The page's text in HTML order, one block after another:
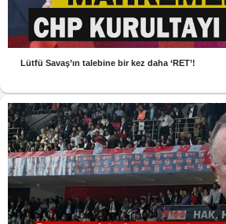
Lütfü Savaş’ın talebine bir kez daha ‘RET’!